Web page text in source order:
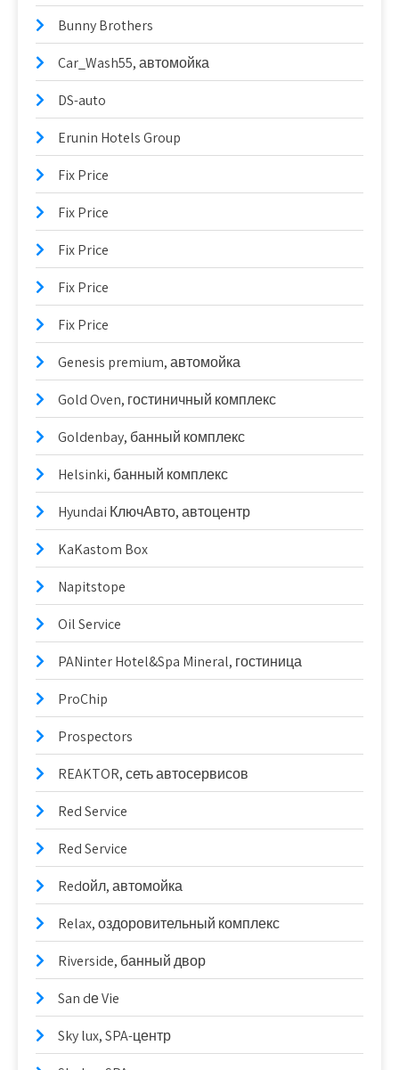
Bunny Brothers
Car_Wash55, автомойка
DS-auto
Erunin Hotels Group
Fix Price
Fix Price
Fix Price
Fix Price
Fix Price
Genesis premium, автомойка
Gold Oven, гостиничный комплекс
Goldenbay, банный комплекс
Helsinki, банный комплекс
Hyundai КлючАвто, автоцентр
KaKastom Box
Napitstope
Oil Service
PANinter Hotel&Spa Mineral, гостиница
ProChip
Prospectors
REAKTOR, сеть автосервисов
Red Service
Red Service
Redойл, автомойка
Relax, оздоровительный комплекс
Riverside, банный двор
San dе Vie
Sky lux, SPA-центр